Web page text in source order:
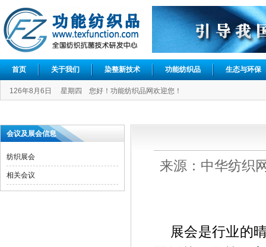
首页 关于我们 染整新技术 功能纺织品 生态与环保
126年8月6日 星期四 您好！功能纺织品网欢迎您！
会议及展会信息
纺织展会
相关会议
来源：中华纺
展会是行业的